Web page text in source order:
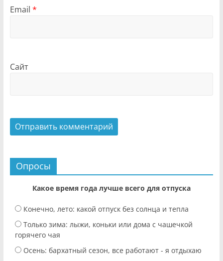
Email *
Сайт
Опросы
Какое время года лучше всего для отпуска
Конечно, лето: какой отпуск без солнца и тепла
Только зима: лыжи, коньки или дома с чашечкой
горячего чая
Осень: бархатный сезон, все работают - я отдыхаю